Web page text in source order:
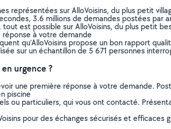
représentées sur AlloVoisins, du plus petit
3.6 millions de demandes postées par
est possible sur AlloVoisins, du plus petit
à votre demande
qu’AlloVoisins propose un bon rapport
sur un échantillon de 5 671 personnes
urgence ?
une première réponse à votre demande.
piscine
ou particuliers, qui vous ont contacté.
pour des échanges sécurisés et efficaces